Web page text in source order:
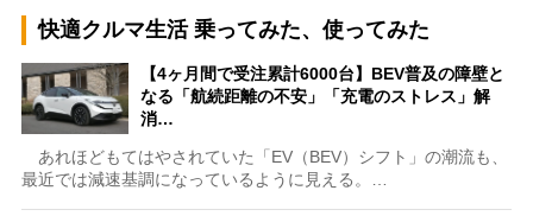
快適クルマ生活 乗ってみた、使ってみた
【4ヶ月間で受注累計6000台】BEV普及の障壁と
なる「航続距離の不安」「充電のストレス」解
消…
あれほどもてはやされていた「EV（BEV）シフト」の潮流も、
最近では減速基調になっているように見える。…